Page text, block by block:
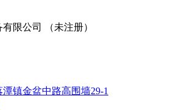
限公司 （未注册）
镇金盆中路高围墙29-1